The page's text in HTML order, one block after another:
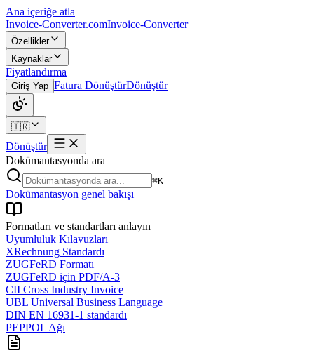
Ana içeriğe atla
Invoice-Converter.comInvoice-Converter
Özellikler
Kaynaklar
Fiyatlandırma
Giriş Yap Fatura DönüştürDönüştür
🇹🇷
Dönüştür
Dokümantasyonda ara
⌘K
Dokümantasyon genel bakışı
Formatları ve standartları anlayın
Uyumluluk Kılavuzları
XRechnung Standardı
ZUGFeRD Formatı
ZUGFeRD için PDF/A-3
CII Cross Industry Invoice
UBL Universal Business Language
DIN EN 16931-1 standardı
PEPPOL Ağı